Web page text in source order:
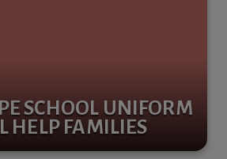
SCHOOL UNIFORM
HELP FAMILIES